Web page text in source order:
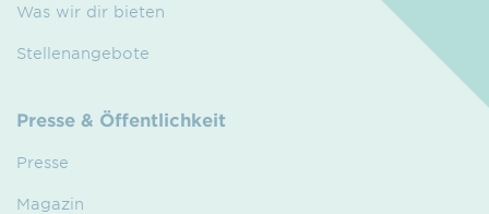
Was wir dir bieten
Stellenangebote
Presse & Öffentlichkeit
Presse
Magazin